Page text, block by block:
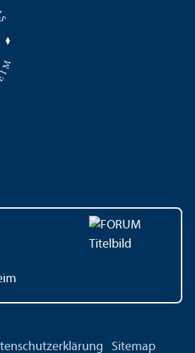
Sitemap